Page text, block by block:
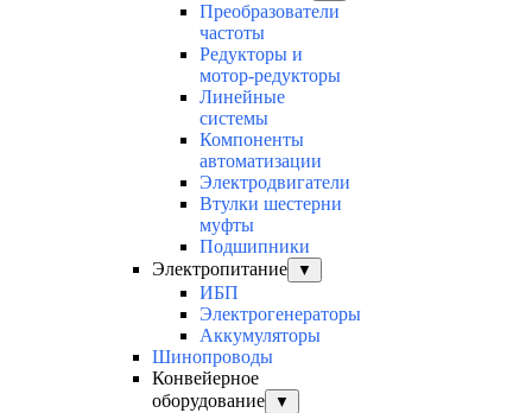
Преобразователи
частоты
Редукторы и
мотор-редукторы
Линейные
системы
Компоненты
автоматизации
Электродвигатели
Втулки шестерни
муфты
Подшипники
Электропитание
▼
ИБП
Электрогенераторы
Аккумуляторы
Шинопроводы
Конвейерное
оборудование
▼